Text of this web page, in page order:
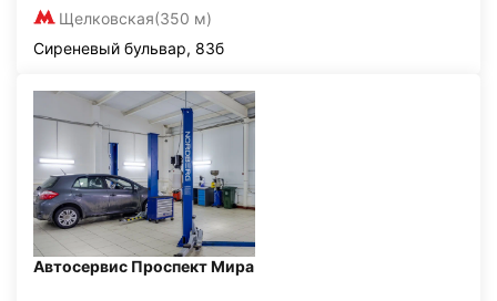
Щелковская(350 м)
Сиреневый бульвар, 83б
Автосервис Проспект Мира